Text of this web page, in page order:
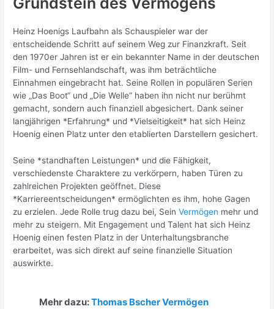
Heinz Hoenigs Laufbahn als Schauspieler war der
entscheidende Schritt auf seinem Weg zur Finanzkraft. Seit
den 1970er Jahren ist er ein bekannter Name in der deutschen
Film- und Fernsehlandschaft, was ihm beträchtliche
Einnahmen eingebracht hat. Seine Rollen in populären Serien
wie „Das Boot“ und „Die Welle“ haben ihn nicht nur berühmt
gemacht, sondern auch finanziell abgesichert. Dank seiner
langjährigen *Erfahrung* und *Vielseitigkeit* hat sich Heinz
Hoenig einen Platz unter den etablierten Darstellern gesichert.
Seine *standhaften Leistungen* und die Fähigkeit,
verschiedenste Charaktere zu verkörpern, haben Türen zu
zahlreichen Projekten geöffnet. Diese
*Karriereentscheidungen* ermöglichten es ihm, hohe Gagen
zu erzielen. Jede Rolle trug dazu bei, SeinVermögen mehr und
mehr zu steigern. Mit Engagement und Talent hat sich Heinz
Hoenig einen festen Platz in der Unterhaltungsbranche
erarbeitet, was sich direkt auf seine finanzielle Situation
auswirkte.
Mehr dazu:Thomas Bscher Vermögen